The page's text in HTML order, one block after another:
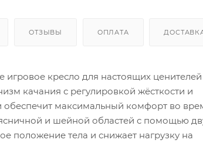
ОТЗЫВЫ ОПЛАТА
кресло для настоящих ценителей
качания с регулировкой жёсткости и
максимальный комфорт во
и шейной областей с помощью
положение тела и снижает нагрузку на